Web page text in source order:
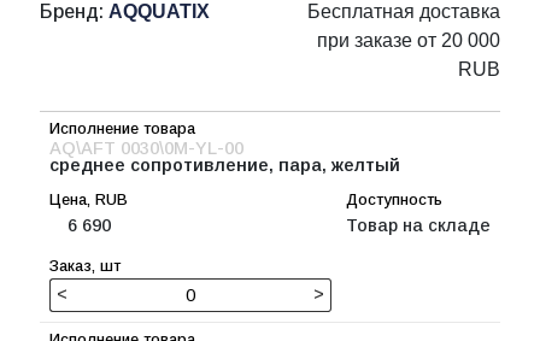
Бренд: AQQUATIX
Бесплатная доставка
при заказе от 20 000
RUB
AQ\AFT 0030\0M-YL-00
среднее сопротивление, пара, желтый
6 690 Товар на складе
< >